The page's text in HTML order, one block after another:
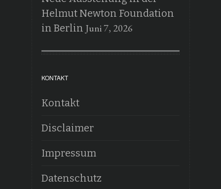
Helmut Newton Foundation
in Berlin Juni 7, 2026
KONTAKT
Kontakt
Disclaimer
Impressum
Datenschutz